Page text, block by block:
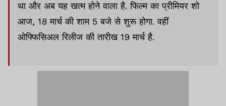
था और अब यह खत्म होने वाला है. फिल्म का प्रीमियर शो
आज, 18 मार्च की शाम 5 बजे से शुरू होगा. वहीं
ओफ्फिसिअल रिलीज की तारीख 19 मार्च है.